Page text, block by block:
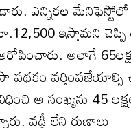
ఎన్నికల
ఇస్తామని
అలాగే
పథకం
ఆ సంఖ్యను 45
వడ్డీ లేని రుణాలు